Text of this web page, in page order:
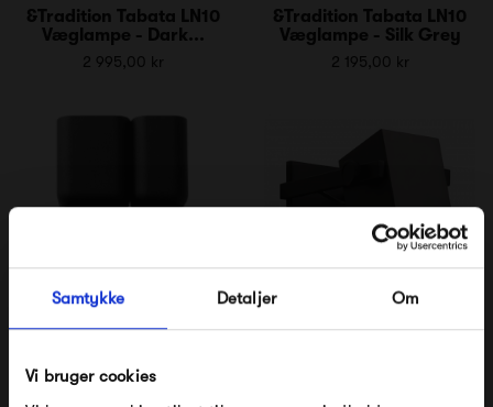
Samtykke Detaljer Om
Vi bruger cookies
&Tradition Tabata LN10
Væglampe - Dark...
2 995,00 kr
&Tradition Tabata LN10
Væglampe - Silk Grey
2 195,00 kr
2 195,00 kr